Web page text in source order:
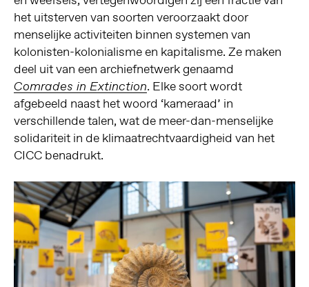
het uitsterven van soorten veroorzaakt door
menselijke activiteiten binnen systemen van
kolonisten-kolonialisme en kapitalisme. Ze maken
deel uit van een archiefnetwerk genaamd
Comrades in Extinction. Elke soort wordt
afgebeeld naast het woord ‘kameraad’ in
verschillende talen, wat de meer-dan-menselijke
solidariteit in de klimaatrechtvaardigheid van het
CICC benadrukt.